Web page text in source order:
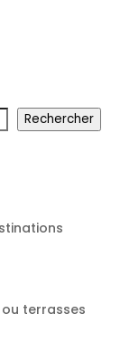
Rechercher
terrasses